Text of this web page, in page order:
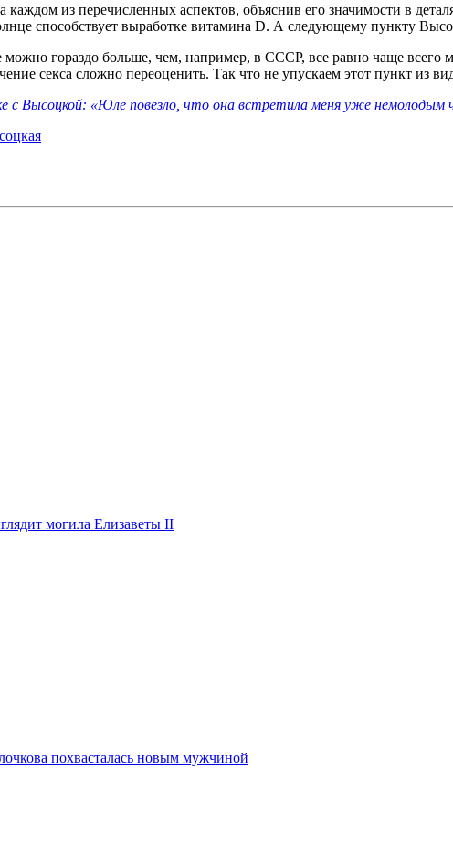
из перечисленных аспектов, объяснив его значимости в
способствует выработке витамина D. А следующему пункту
можно гораздо больше, чем, например, в СССР, все равно чаще
секса сложно переоценить. Так что не упускаем этот пункт из
с Высоцкой: «Юле повезло, что она встретила меня уже немолодым
могила Елизаветы II
похвасталась новым мужчиной